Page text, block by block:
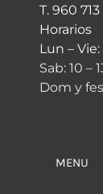
T. 960
Horarios
Lun – Vie:
Sab: 10 –
Dom y
MENU